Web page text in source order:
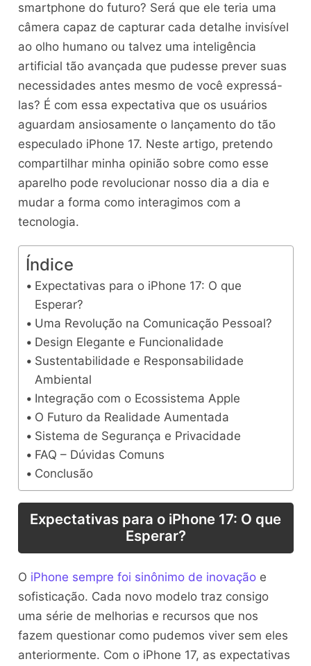
smartphone do futuro? Será que ele teria uma
câmera capaz de capturar cada detalhe invisível
ao olho humano ou talvez uma inteligência
artificial tão avançada que pudesse prever suas
necessidades antes mesmo de você expressá-
las? É com essa expectativa que os usuários
aguardam ansiosamente o lançamento do tão
especulado iPhone 17. Neste artigo, pretendo
compartilhar minha opinião sobre como esse
aparelho pode revolucionar nosso dia a dia e
mudar a forma como interagimos com a
tecnologia.
Índice
Expectativas para o iPhone 17: O que
Esperar?
Uma Revolução na Comunicação Pessoal?
Design Elegante e Funcionalidade
Sustentabilidade e Responsabilidade
Ambiental
Integração com o Ecossistema Apple
O Futuro da Realidade Aumentada
Sistema de Segurança e Privacidade
FAQ – Dúvidas Comuns
Conclusão
Expectativas para o iPhone 17: O que
Esperar?
O iPhone sempre foi sinônimo de inovaçãoe
sofisticação. Cada novo modelo traz consigo
uma série de melhorias e recursos que nos
fazem questionar como pudemos viver sem eles
anteriormente. Com o iPhone 17, as expectativas